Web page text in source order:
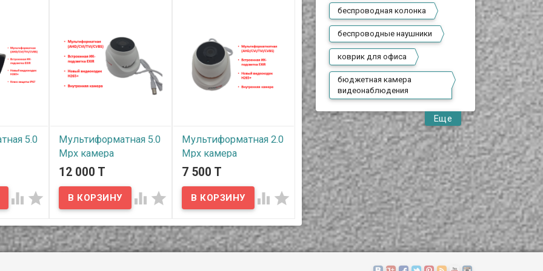
беспроводная колонка
беспроводные наушники
коврик для офиса
бюджетная камера
видеонаблюдения
Еще
и
и «-»,
5.0
5.0 Mpx
 
Мультиформатная 5.0
Mpx камера
видеонаблюдения,
В наличии
Предлагаем внутренние
мультиформатные
AHD/CVI/TVI/CVBS 5.0 Mpx
камеры видеонаблюдения
12 000 T
 
Мультиформатная 2.0
Mpx камера
видеонаблюдения,
В наличии
Предлагаем внутренние
мультиформатные
AHD/CVI/TVI/CVBS 2.0 Mpx
камеры видеонаблюдения
7 500 T
 
Мультиформатная 2.0
Mpx камера
видеонаблюдения,
MV2BM16
В наличии
Предлагаем
AHD/CVI/TVI/CVBS 2.0 Mpx
камеры видеонаблюдения
от MackVision. Для
7 990 T

Мультиформатная 2.0
Mpx камера
видеонаблюдения,
MV2BM21
В наличии
Предлагаем
AHD/CVI/TVI/CVBS 2.0 Mpx
камеры видеонаблюдения
от MackVision. Для
использовались
7 800 T
